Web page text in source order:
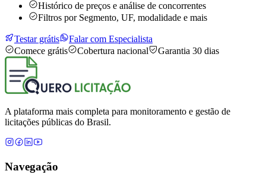
Histórico de preços e análise de concorrentes
Filtros por Segmento, UF, modalidade e mais
Testar grátis
Falar com Especialista
Comece grátis
Cobertura nacional Garantia 30 dias
A plataforma mais completa para monitoramento e gestão de
licitações públicas do Brasil.
Navegação